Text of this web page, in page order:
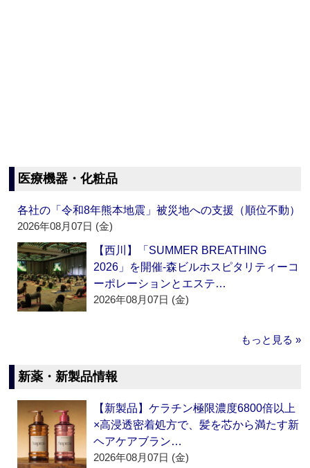
医療機器・化粧品
各社の「令和8年熊本地震」被災地への支援（順位不動）
2026年08月07日 (金)
【西川】「SUMMER BREATHING
2026」を開催‐森ビルホスピタリティーコ
ーポレーションとエステ…
2026年08月07日 (金)
もっと見る »
新薬・新製品情報
【新製品】ケラチン極限濃度6800倍以上
×高浸透密着処方で、髪を芯から満たす新
ヘアケアブラン…
2026年08月07日 (金)